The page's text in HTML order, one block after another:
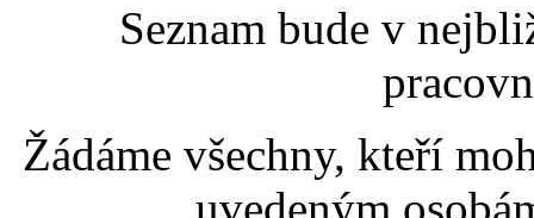
Seznam bude v
Žádáme všechny, kteří
uvedeným